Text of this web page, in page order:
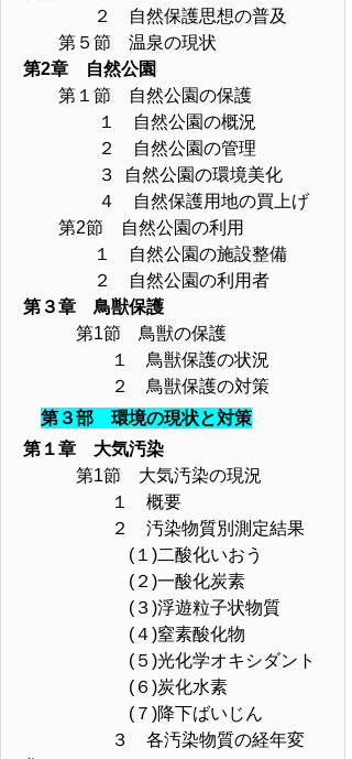
２ 自然保護思想の普及
第５節 温泉の現状
第2章 自然公園
第１節 自然公園の保護
１ 自然公園の概況
２ 自然公園の管理
３ 自然公園の環境美化
４ 自然保護用地の買上げ
第2節 自然公園の利用
１ 自然公園の施設整備
２ 自然公園の利用者
第３章 鳥獣保護
第1節 鳥獣の保護
１ 鳥獣保護の状況
２ 鳥獣保護の対策
第３部 環境の現状と対策
第１章 大気汚染
第1節 大気汚染の現況
１ 概要
２ 汚染物質別測定結果
(１)二酸化いおう
(２)一酸化炭素
(３)浮遊粒子状物質
(４)窒素酸化物
(５)光化学オキシダント
(６)炭化水素
(７)降下ばいじん
３ 各汚染物質の経年変